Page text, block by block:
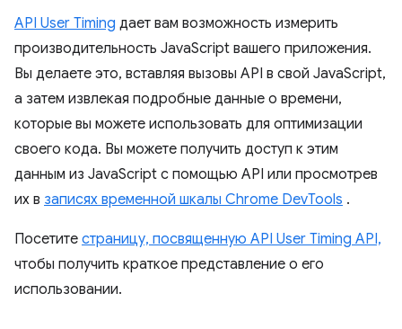
API User Timing дает вам возможность измерить
производительность JavaScript вашего приложения.
Вы делаете это, вставляя вызовы API в свой JavaScript,
а затем извлекая подробные данные о времени,
которые вы можете использовать для оптимизации
своего кода. Вы можете получить доступ к этим
данным из JavaScript с помощью API или просмотрев
их в записях временной шкалы Chrome DevTools .
Посетите страницу, посвященную API User Timing API,
чтобы получить краткое представление о его
использовании.